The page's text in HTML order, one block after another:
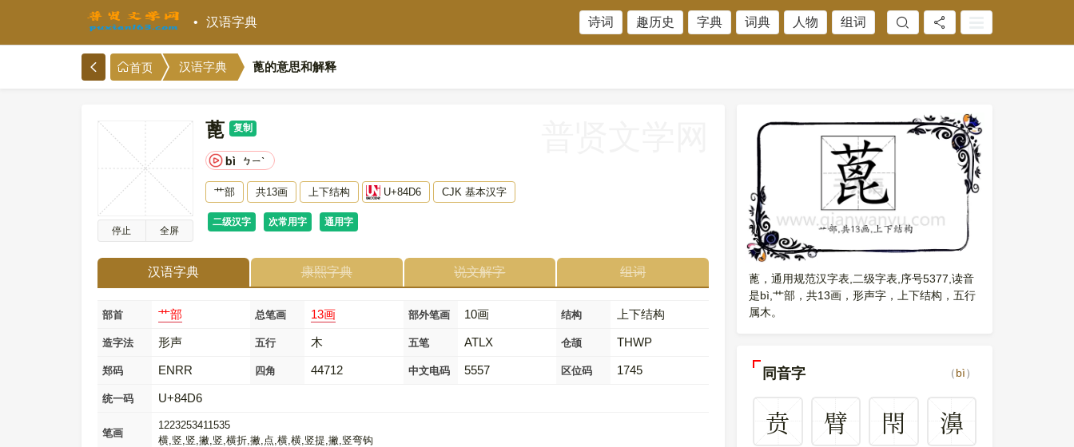
汉语字典 诗词 趣历史 字典 词典 人物 组词
首页 汉语字典 蓖的意思和解释
停止 全屏
蓖 复制
bì ㄅㄧˋ
艹部 共13画 上下结构 U+84D6 CJK 基本汉字
二级汉字 次常用字 通用字
汉语字典 康熙字典 说文解字 组词
部首 艹部 总笔画 13画 部外笔画 10画 结构 上下结构
造字法 形声 五行 木 五笔 ATLX 仓颉 THWP
郑码 ENRR 四角 44712 中文电码 5557 区位码 1745
统一码 U+84D6
笔画
1223253411535
横,竖,竖,撇,竖,横折,撇,点,横,横,竖提,撇,竖弯钩
蓖，通用规范汉字表,二级字表,序号5377,读音
是bì,艹部，共13画，形声字，上下结构，五行
属木。
同音字 （bì）
贲 臂 閇
濞